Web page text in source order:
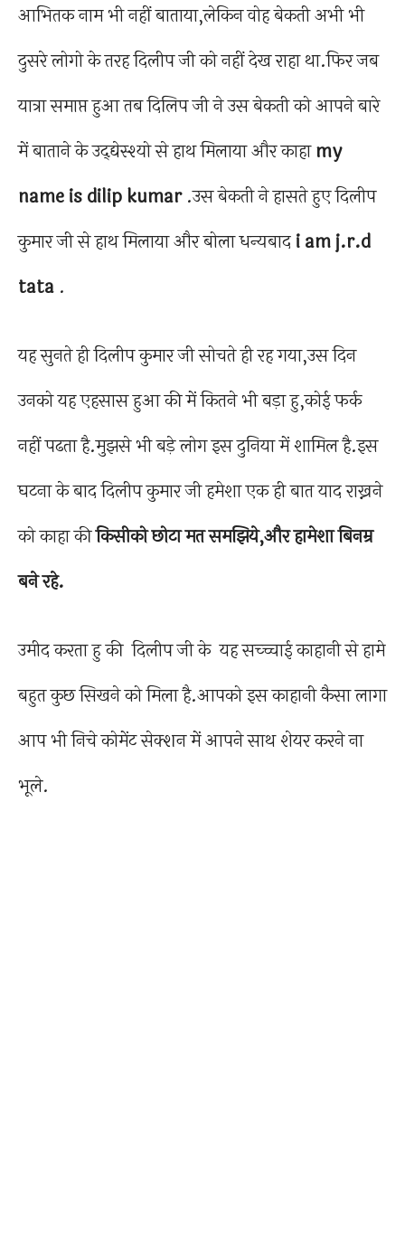
आभितक नाम भी नहीं बाताया,लेकिन वोह बेकती अभी भी
दुसरे लोगो के तरह दिलीप जी को नहीं देख राहा था.फिर जब
यात्रा समाप्त हुआ तब दिलिप जी ने उस बेकती को आपने बारे
में बाताने के उद्द्येस्श्यो से हाथ मिलाया और काहाmy
name is dilipkumar.उस बेकती ने हासते हुए दिलीप
कुमार जी से हाथ मिलाया और बोला धन्यबादi am j.r.d
tata .
यह सुनते ही दिलीप कुमार जी सोचते ही रह गया,उस दिन
उनको यह एहसास हुआ की में कितने भी बड़ा हु,कोई फर्क
नहीं पढता है.मुझसे भी बड़े लोग इस दुनिया में शामिल है.इस
घटना के बाद दिलीप कुमार जी हमेशा एक ही बात याद राख्नने
को काहा कीकिसीको छोटा मत समझिये,और हामेशा बिनम्र
बने रहे.
उमीद करता हु की दिलीप जी के यह सच्च्चाई काहानी से हामे
बहुत कुछ सिखने को मिला है.आपको इस काहानी कैसा लागा
आप भी निचे कोमेंट सेक्शन में आपने साथ शेयर करने ना
भूले.